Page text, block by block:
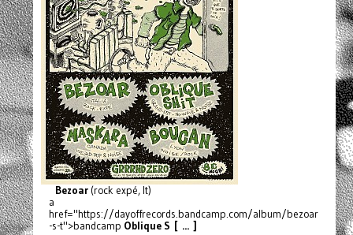
Bezoar(rock expé, It)
a
href="https://dayoffrecords.bandcamp.com/album/bezoar
-s-t">bandcamp Oblique S [ ... ]